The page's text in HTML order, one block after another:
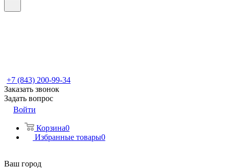
+7 (843) 200-99-34
Заказать звонок
Задать вопрос
Войти
Корзина0
Избранные товары0
Ваш город